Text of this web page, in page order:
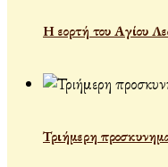
Η εορτή του Αγίου
Τριήμερη